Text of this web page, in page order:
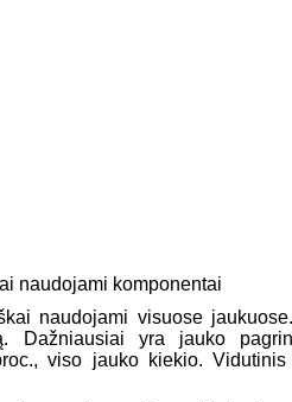
naudojami komponentai
naudojami visuose
Dažniausiai yra jauko
viso jauko kiekio.